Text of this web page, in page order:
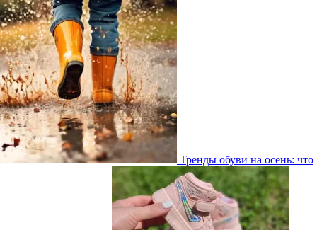
Тренды обуви на осень: что